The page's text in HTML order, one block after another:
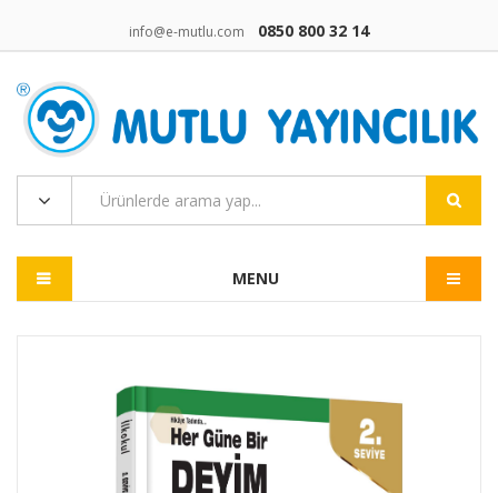
info@e-mutlu.com 0850 800 32 14
MENU